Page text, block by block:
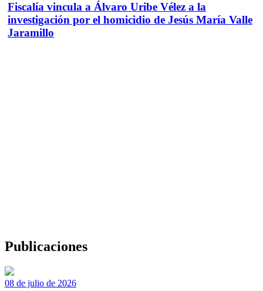
Fiscalía vincula a Álvaro Uribe Vélez a la
investigación por el homicidio de Jesús María Valle
Jaramillo
Publicaciones
08 de julio de 2026